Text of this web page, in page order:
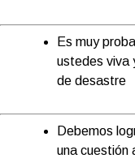
Es muy
ustedes viva
de desastre
Debemos
una cuestión